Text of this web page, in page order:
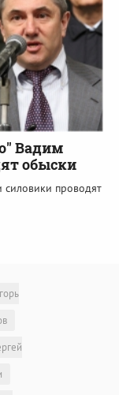
Вадим
обыски
силовики проводят